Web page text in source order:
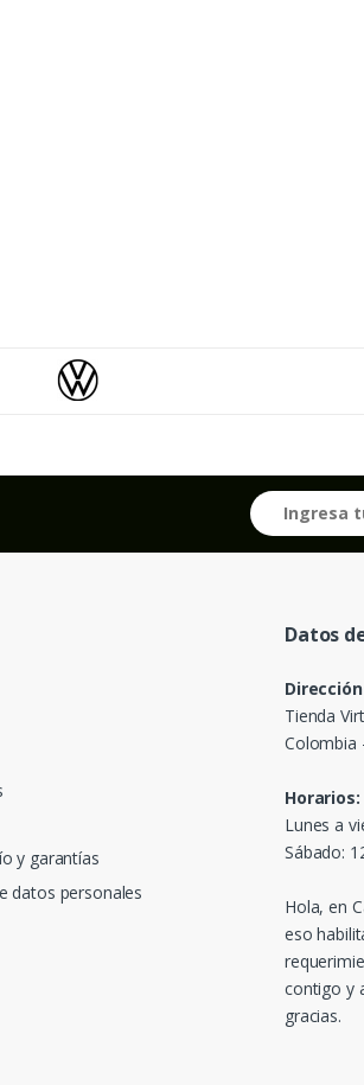
y garantías
datos personales
Datos
Dirección
Tienda
Colombia
Horarios:
Lunes a
Sábado:
Hola, en
eso
contigo y
gracias.